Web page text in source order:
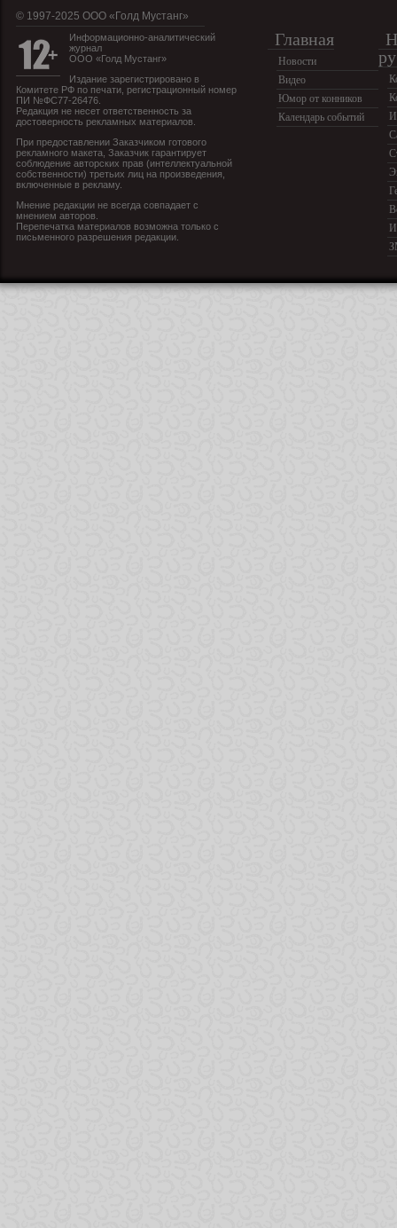
© 1997-2025 OOO «Голд Мустанг»
Информационно-аналитический
журнал
ООО «Голд Мустанг»
Издание зарегистрировано в
Комитете РФ по печати, регистрационный номер
ПИ №ФС77-26476.
Редакция не несет ответственность за
достоверность рекламных материалов.
При предоставлении Заказчиком готового
рекламного макета, Заказчик гарантирует
соблюдение авторских прав (интеллектуальной
собственности) третьих лиц на произведения,
включенные в рекламу.
Мнение редакции не всегда совпадает с
мнением авторов.
Перепечатка материалов возможна только с
письменного разрешения редакции.
Главная
Новости
Видео
Юмор от конников
Календарь событий